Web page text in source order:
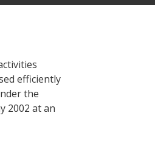
efficiently
the
2002 at an